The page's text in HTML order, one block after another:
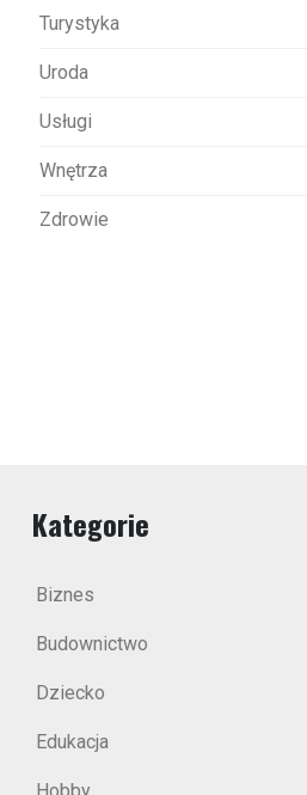
Turystyka
Uroda
Usługi
Wnętrza
Zdrowie
Kategorie
Biznes
Budownictwo
Dziecko
Edukacja